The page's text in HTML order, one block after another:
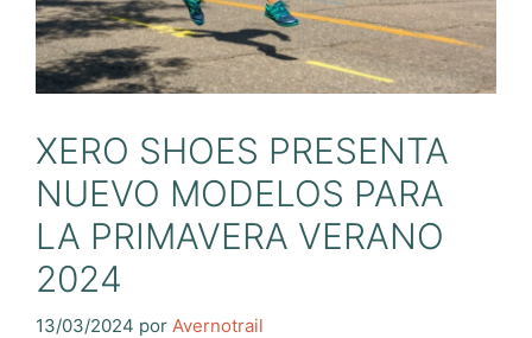
XERO SHOES PRESENTA
NUEVO MODELOS PARA
LA PRIMAVERA VERANO
2024
13/03/2024 por Avernotrail